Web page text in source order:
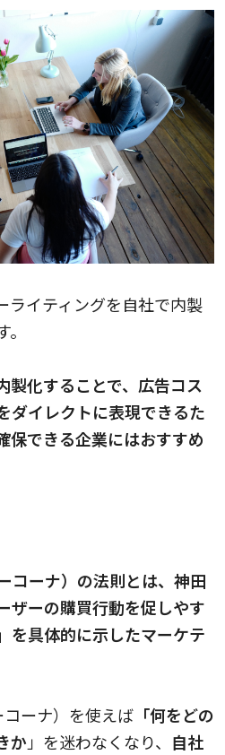
ライティングを自社で内製
製化することで、広告コス
ダイレクトに表現できるた
保できる企業にはおすすめ
コーナ） の法則とは、神田
ザーの購買行動を促しやす
を具体的に示したマーケテ
コーナ）を使えば 「何をどの
か 」を迷わなくなり、 自社